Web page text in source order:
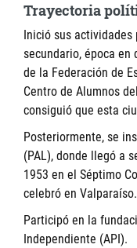
Trayectoria
Inició sus
secundario, época en
de la Federación de
Centro de Alumnos
consiguió que esta
Posteriormente, se
(PAL), donde llegó a
1953 en el Séptimo
celebró en Valparaíso.
Participó en la
Independiente (API).